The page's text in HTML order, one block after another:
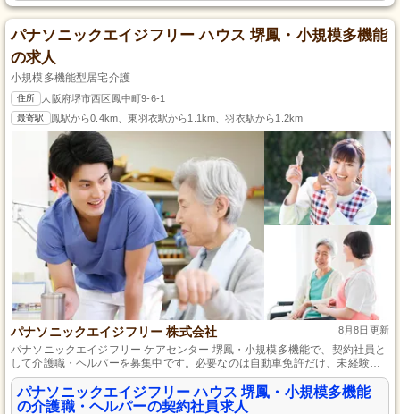
パナソニックエイジフリー ハウス 堺鳳・小規模多機能
の求人
小規模多機能型居宅介護
住所 大阪府堺市西区鳳中町9-6-1
最寄駅 鳳駅から0.4km、東羽衣駅から1.1km、羽衣駅から1.2km
パナソニックエイジフリー 株式会社 8月8日更新
パナソニックエイジフリー ケアセンター 堺鳳・小規模多機能で、契約社員と
して介護職・ヘルパーを募集中です。必要なのは自動車免許だけ、未経験者
も歓迎します。私たちと一緒に、地域の皆様の生活を支えるやりがいのある
お仕事を始めませんか？充実したサポート体制であなたの成長を応援しま
す。パナソニックグループの一員として安心して働ける環境で、新しい一歩
パナソニックエイジフリー ハウス 堺鳳・小規模多機能
の介護職・ヘルパーの契約社員求人